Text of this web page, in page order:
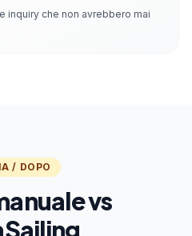
inquiry che non avrebbero mai
/ DOPO
vs